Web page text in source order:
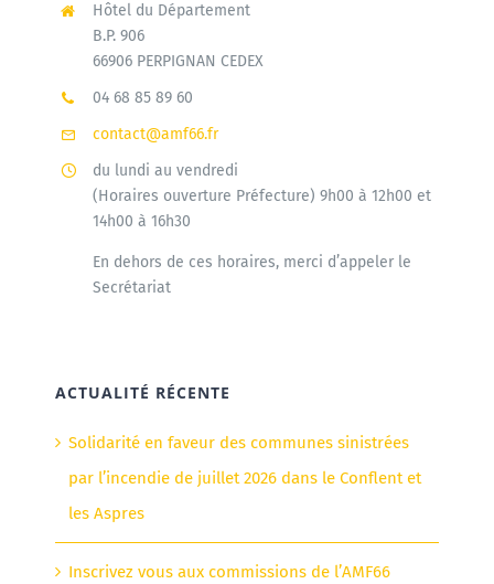
Hôtel du Département
B.P. 906
66906 PERPIGNAN CEDEX
04 68 85 89 60
contact@amf66.fr
du lundi au vendredi
(Horaires ouverture Préfecture) 9h00 à 12h00 et
14h00 à 16h30
En dehors de ces horaires, merci d’appeler le
Secrétariat
ACTUALITÉ RÉCENTE
Solidarité en faveur des communes sinistrées
par l’incendie de juillet 2026 dans le Conflent et
les Aspres
Inscrivez vous aux commissions de l’AMF66